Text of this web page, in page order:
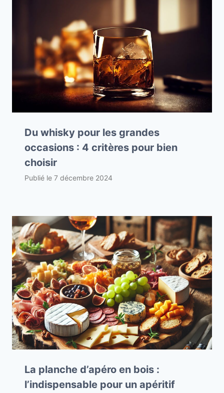
Du whisky pour les grandes
occasions : 4 critères pour bien
choisir
Publié le 7 décembre 2024
La planche d’apéro en bois :
l’indispensable pour un apéritif